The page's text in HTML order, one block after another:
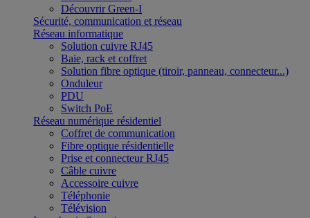
Découvrir Green-I
Sécurité, communication et réseau
Réseau informatique
Solution cuivre RJ45
Baie, rack et coffret
Solution fibre optique (tiroir, panneau, connecteur...)
Onduleur
PDU
Switch PoE
Réseau numérique résidentiel
Coffret de communication
Fibre optique résidentielle
Prise et connecteur RJ45
Câble cuivre
Accessoire cuivre
Téléphonie
Télévision